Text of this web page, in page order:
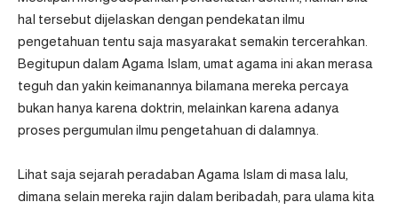
hal tersebut dijelaskan dengan pendekatan ilmu
pengetahuan tentu saja masyarakat semakin tercerahkan.
Begitupun dalam Agama Islam, umat agama ini akan merasa
teguh dan yakin keimanannya bilamana mereka percaya
bukan hanya karena doktrin, melainkan karena adanya
proses pergumulan ilmu pengetahuan di dalamnya.
Lihat saja sejarah peradaban Agama Islam di masa lalu,
dimana selain mereka rajin dalam beribadah, para ulama kita